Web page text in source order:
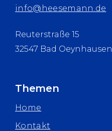
info@heesemann.de
Reuterstraße 15
32547 Bad Oeynhausen
Themen
Home
Kontakt